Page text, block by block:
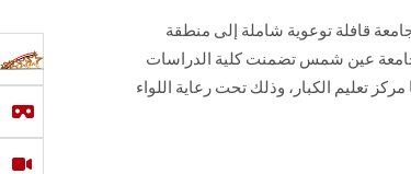
قافلة توعوية شاملة إلى منطقة
عين شمس تضمنت كلية الدراسات
مركز تعليم الكبار، وذلك تحت رعاية اللواء